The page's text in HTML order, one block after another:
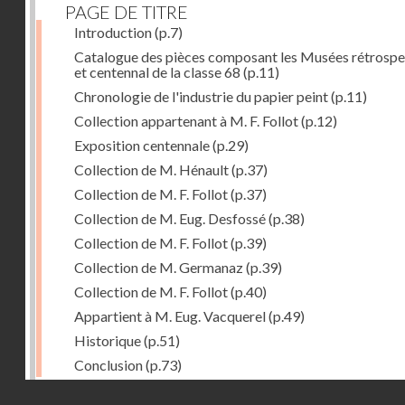
PAGE DE TITRE
Introduction(p.7)
Catalogue des pièces composant les Musées
et centennal de la classe 68 (p.11)
Chronologie de l'industrie du papier peint(p.11)
Collection appartenant à M. F. Follot(p.12)
Exposition centennale(p.29)
Collection de M. Hénault(p.37)
Collection de M. F. Follot(p.37)
Collection de M. Eug. Desfossé(p.38)
Collection de M. F. Follot(p.39)
Collection de M. Germanaz(p.39)
Collection de M. F. Follot(p.40)
Appartient à M. Eug. Vacquerel(p.49)
Historique(p.51)
Conclusion(p.73)